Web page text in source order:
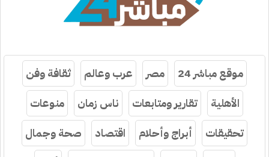
موقع مباشر 24 مصر عرب وعالم
ثقافة وفن
الأهلية
تقارير ومتابعات ناس زمان
منوعات
تحقيقات
أبراج وأحلام اقتصاد
صحة وجمال